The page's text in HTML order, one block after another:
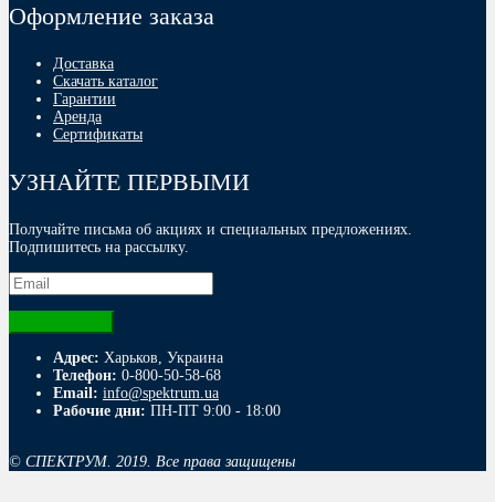
Оформление заказа
Доставка
Скачать каталог
Гарантии
Аренда
Сертификаты
УЗНАЙТЕ ПЕРВЫМИ
Получайте письма об акциях и специальных предложениях.
Подпишитесь на рассылку.
Адрес: Харьков, Украина
Телефон: 0-800-50-58-68
Email: info@spektrum.ua
Рабочие дни: ПН-ПТ 9:00 - 18:00
© СПЕКТРУМ. 2019. Все права защищены